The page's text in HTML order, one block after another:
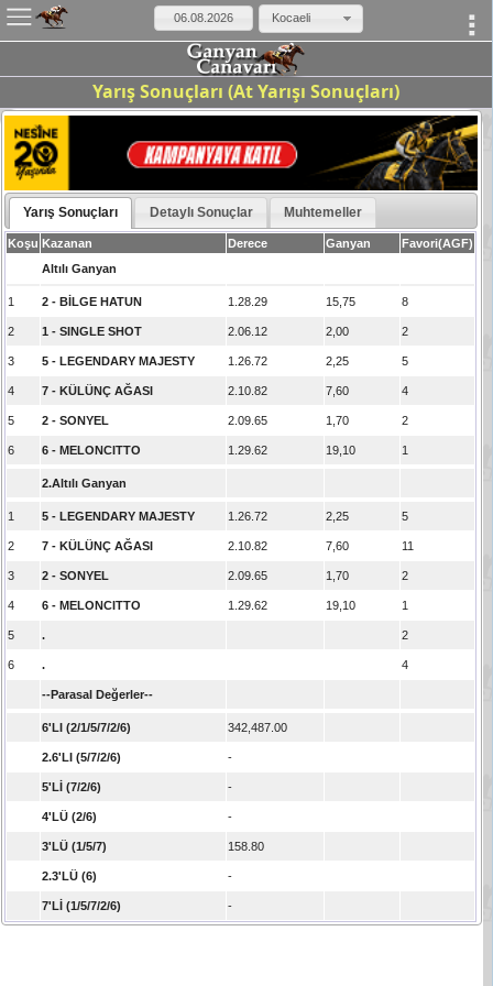
Kocaeli
Yarış Sonuçları (At Yarışı Sonuçları)
Yarış Sonuçları Detaylı Sonuçlar Muhtemeller
Koşu Kazanan Derece Ganyan
Favori(AGF)
Altılı Ganyan
1 2 - BİLGE HATUN 1.28.29 15,75 8
2 1 - SINGLE SHOT 2.06.12 2,00 2
3 5 - LEGENDARY MAJESTY 1.26.72 2,25 5
4 7 - KÜLÜNÇ AĞASI 2.10.82 7,60 4
5 2 - SONYEL 2.09.65 1,70 2
6 6 - MELONCITTO 1.29.62 19,10 1
2.Altılı Ganyan
1 5 - LEGENDARY MAJESTY 1.26.72 2,25 5
2 7 - KÜLÜNÇ AĞASI 2.10.82 7,60 11
3 2 - SONYEL 2.09.65 1,70 2
4 6 - MELONCITTO 1.29.62 19,10 1
5 . 2
6 . 4
--Parasal Değerler--
6'LI (2/1/5/7/2/6) 342,487.00
2.6'LI (5/7/2/6) -
5'Lİ (7/2/6) -
4'LÜ (2/6) -
3'LÜ (1/5/7) 158.80
2.3'LÜ (6) -
7'Lİ (1/5/7/2/6) -
×